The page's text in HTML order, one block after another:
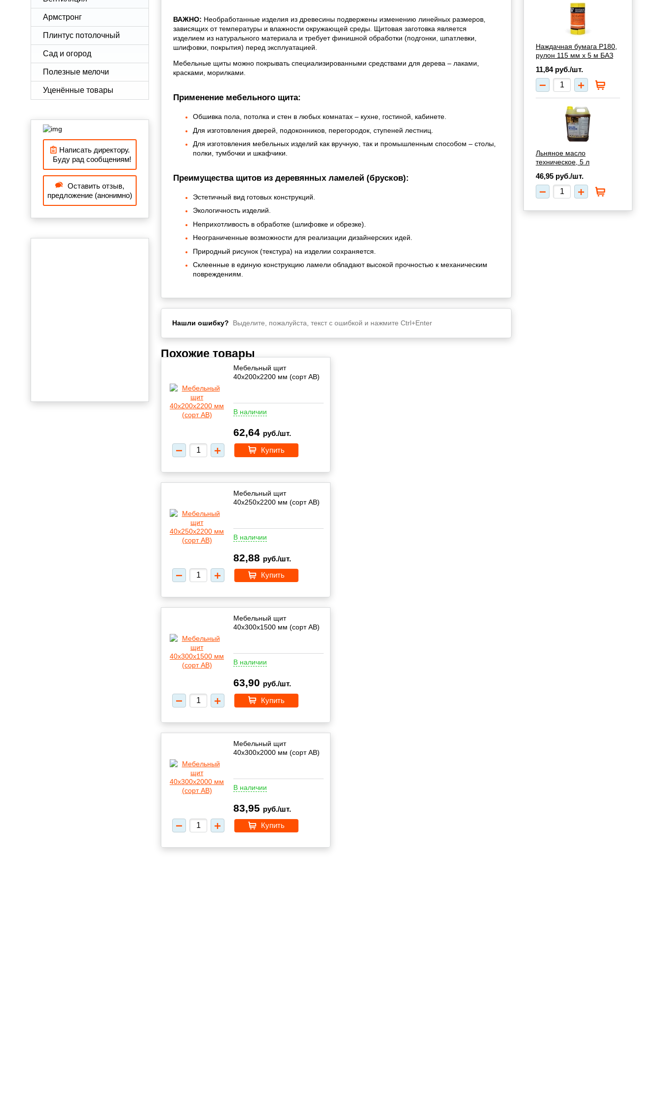
Армстронг
Плинтус потолочный
Сад и огород
Полезные мелочи
Уценённые товары
Написать директору.
Буду рад сообщениям!
Оставить отзыв,
предложение (анонимно)
ВАЖНО: Необработанные изделия из древесины подвержены изменению линейных размеров,
зависящих от температуры и влажности окружающей среды. Щитовая заготовка является
изделием из натурального материала и требует финишной обработки (подгонки, шпатлевки,
шлифовки, покрытия) перед эксплуатацией.
Мебельные щиты можно покрывать специализированными средствами для дерева – лаками,
красками, морилками.
Применение мебельного щита:
Обшивка пола, потолка и стен в любых комнатах – кухне, гостиной, кабинете.
Для изготовления дверей, подоконников, перегородок, ступеней лестниц.
Для изготовления мебельных изделий как вручную, так и промышленным способом – столы,
полки, тумбочки и шкафчики.
Преимущества щитов из деревянных ламелей (брусков):
Эстетичный вид готовых конструкций.
Экологичность изделий.
Неприхотливость в обработке (шлифовке и обрезке).
Неограниченные возможности для реализации дизайнерских идей.
Природный рисунок (текстура) на изделии сохраняется.
Склеенные в единую конструкцию ламели обладают высокой прочностью к механическим
повреждениям.
Нашли ошибку? Выделите, пожалуйста, текст с ошибкой и нажмите Ctrl+Enter
Похожие товары
Мебельный щит
40х200х2200 мм (сорт АВ)
В наличии
62,64 руб./шт.
Купить
Мебельный щит
40х250х2200 мм (сорт АВ)
В наличии
82,88 руб./шт.
Купить
Мебельный щит
40х300х1500 мм (сорт АВ)
В наличии
63,90 руб./шт.
Купить
Мебельный щит
40х300х2000 мм (сорт АВ)
В наличии
83,95 руб./шт.
Купить
Наждачная бумага Р180,
рулон 115 мм х 5 м БАЗ
11,84 руб./шт.
Льняное масло
техническое, 5 л
46,95 руб./шт.